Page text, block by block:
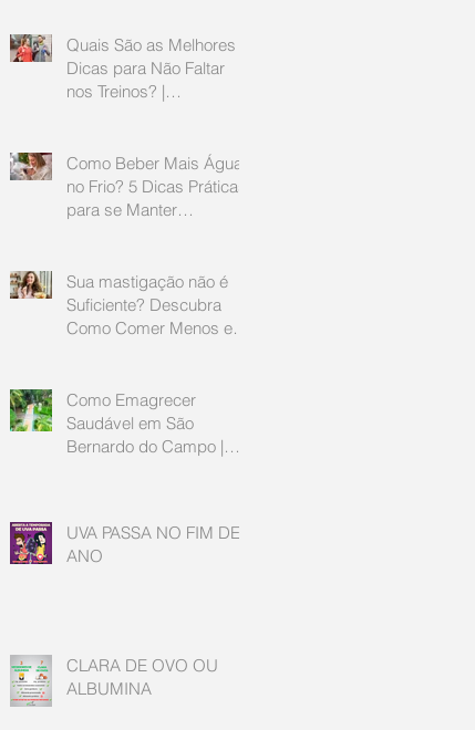
Quais São as Melhores
Dicas para Não Faltar
nos Treinos? |
Campo
Como Beber Mais Água
no Frio? 5 Dicas Práticas
para se Manter
Sua mastigação não é
Suficiente? Descubra
Como Comer Menos e
Bernardo do Campo
Como Emagrecer
Saudável em São
Bernardo do Campo |
UVA PASSA NO FIM DE
ANO
CLARA DE OVO OU
ALBUMINA